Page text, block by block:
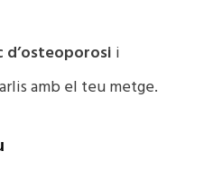
d’osteoporosi i
amb el teu metge.